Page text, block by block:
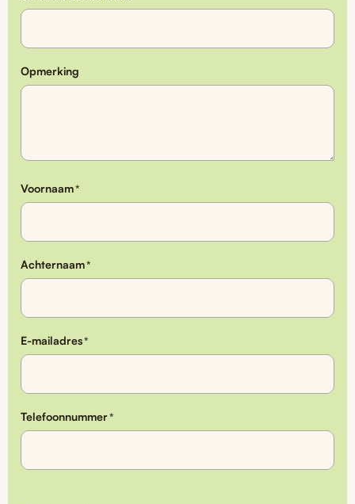
Opmerking
Voornaam*
Achternaam*
E-mailadres*
Telefoonnummer*